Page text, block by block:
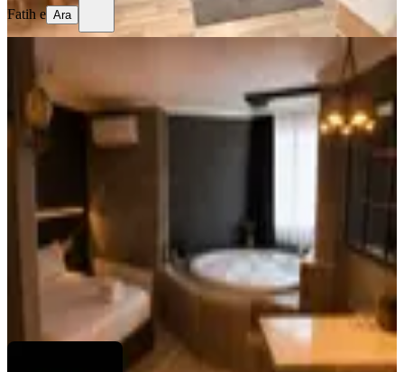
Fatih e Ara
Ankara'nın Kalbinde En İşlek
Caddesinde 2 Kişilik Jakuzi - Sınırsız
İnternet - 7/24 Resepsiyon
Ankara, Çankaya
RECO SUİT EMLAK